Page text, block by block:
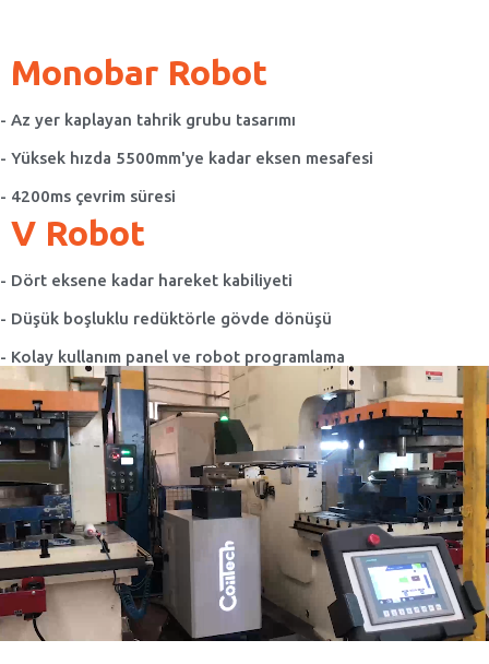
Monobar Robot
- Az yer kaplayan tahrik grubu tasarımı
- Yüksek hızda 5500mm'ye kadar eksen mesafesi
- 4200ms çevrim süresi
V Robot
- Dört eksene kadar hareket kabiliyeti
- Düşük boşluklu redüktörle gövde dönüşü
- Kolay kullanım panel ve robot programlama